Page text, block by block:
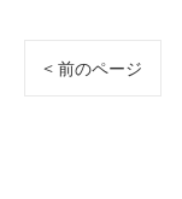
< 前のページ